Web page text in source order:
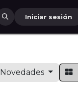
Iniciar sesión
Novedades